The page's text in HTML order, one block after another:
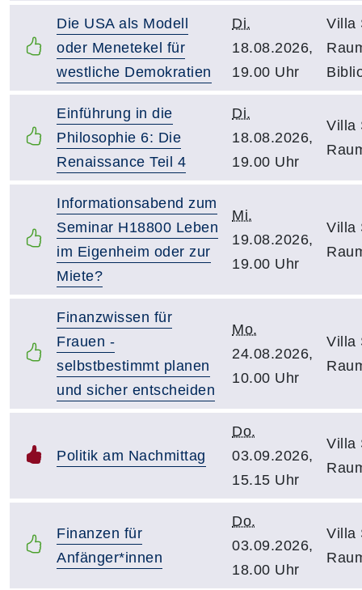
Die USA als Modell
oder Menetekel für
westliche Demokratien
Di.
18.08.2026,
19.00 Uhr
Villa
Einführung in die
Philosophie 6: Die
Renaissance Teil 4
Di.
18.08.2026,
19.00 Uhr
Villa
Informationsabend zum
Seminar H18800 Leben
im Eigenheim oder zur
Miete?
Mi.
19.08.2026,
19.00 Uhr
Villa
Finanzwissen für
Frauen -
selbstbestimmt planen
und sicher entscheiden
Mo.
24.08.2026,
10.00 Uhr
Villa
Politik am Nachmittag
Do.
03.09.2026,
15.15 Uhr
Villa
Finanzen für
Anfänger*innen
Do.
03.09.2026,
18.00 Uhr
Villa